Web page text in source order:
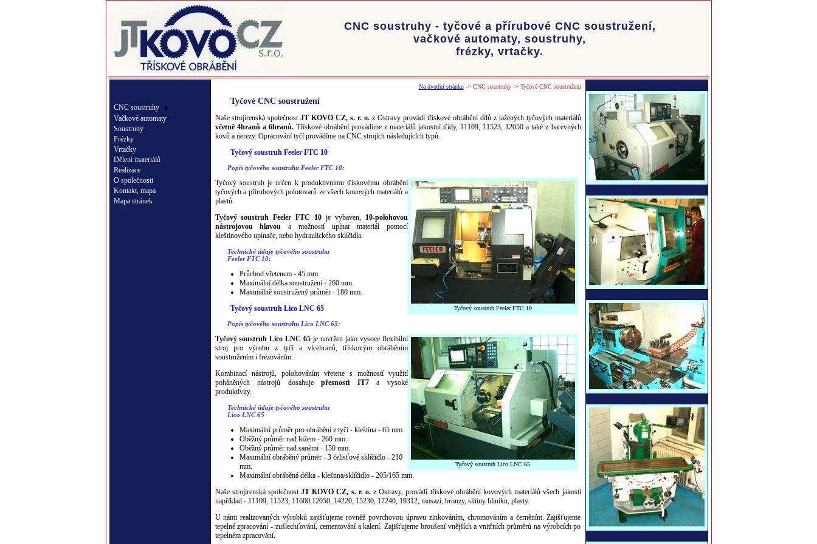
CNC soustruhy - tyčové a přírubové CNC soustružení,
vačkové automaty, soustruhy,
frézky, vrtačky.
CNC soustruhy
Vačkové automaty
Soustruhy
Frézky
Vrtačky
Dělení materiálů
Realizace
O společnosti
Kontakt, mapa
Mapa stránek
Na úvodní stránku-> CNC soustruhy-> Tyčové CNC soustružení
Tyčové CNC soustružení
Naše strojírenská společnostJT KOVO CZ, s. r. o. z Ostravy provádí třískové obrábění dílů z tažených tyčových materiálů
včetně 4hranů a 6hranů.Třískové obrábění provádíme z materiálů jakostní třídy, 11109, 11523, 12050 a také z barevných
kovů a nerezy. Opracování tyčí provádíme na CNC strojích následujících typů.
Tyčový soustruh Feeler FTC 10
Popis tyčového soustruhu Feeler FTC 10:
Tyčový soustruh Feeler FTC 10
Tyčový soustruh je určen k produktivnímu třískovému obrábění
tyčových a přírubových polotovarů ze všech kovových materiálů a
plastů.
Tyčový soustruh Feeler FTC 10je vybaven, 10-polohovou
nástrojovou hlavou a možností upínat materiál pomocí
kleštinového upínače, nebo hydraulického sklíčidla.
Technické údaje tyčového soustruhu
Feeler FTC 10:
Průchod vřetenem - 45 mm.
Maximální délka soustružení - 260 mm.
Maximálně soustružený průměr - 180 mm.
Tyčový soustruh Lico LNC 65
Popis tyčového soustruhu Lico LNC 65:
Tyčový soustruh Lico LNC 65
Tyčový soustruh Lico LNC 65 je navržen jako vysoce flexibilní
stroj pro výrobu z tyčí a vícehranů, třískovým obráběním
soustružením i frézováním.
Kombinací nástrojů, polohováním vřetene s možností využití
poháněných nástrojů dosahuje přesnosti IT7a vysoké
produktivity.
Technické údaje tyčového soustruhu
Lico LNC 65
Maximální průměr pro obrábění z tyčí - kleština - 65 mm.
Oběžný průměr nad ložem - 260 mm.
Oběžný průměr nad saněmi - 150 mm.
Maximální obráběný průměr - 3 čelisťové sklíčidlo - 210
mm.
Maximální obráběná délka - kleština/sklíčidlo - 205/165 mm.
Naše strojírenská společnostJT KOVO CZ, s. r. o.z Ostravy, provádí třískové obrábění kovových materiálů všech jakostí
například - 11109, 11523, 11600,12050, 14220, 15230, 17240, 19312, mosazí, bronzy, slitiny hliníku, plasty.
U námi realizovaných výrobků zajišťujeme rovněž povrchovou úpravu zinkováním, chromováním a černěním. Zajišťujeme
tepelné zpracování - zušlechťování, cementování a kalení. Zajišťujeme broušení vnějších a vnitřních průměrů na výrobcích po
tepelném zpracování.